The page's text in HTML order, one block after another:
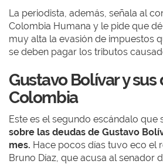
La periodista, además, señala al
Colombia Humana y le pide que
muy alta la evasión de impuestos
se deben pagar los tributos
Gustavo Bolívar y
Colombia
Este es el segundo escándalo que
sobre las deudas de Gustavo
mes. Hace pocos días tuvo eco el
Bruno Díaz, que acusa al senador